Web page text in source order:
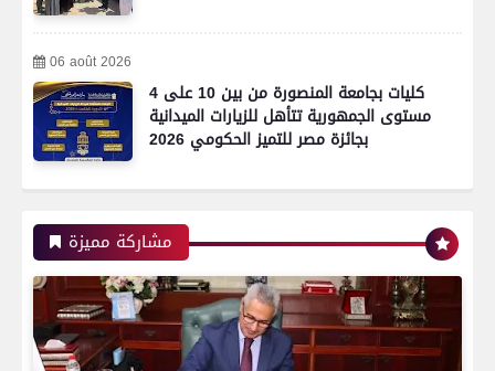
06 août 2026
4 كليات بجامعة المنصورة من بين 10 على
مستوى الجمهورية تتأهل للزيارات الميدانية
بجائزة مصر للتميز الحكومي 2026
مشاركة مميزة
اتحاد العاصمة الجزائرى بطلاً لكأس الكونفدرالية
الإفريقية للمرة الثانية في تاريخه
رياضة
بعدسة الخبر المصري| شاهد أبرز لقطات الشوط
الأول لمباراة الزمالك واتحاد العاصمة الجزائري فى